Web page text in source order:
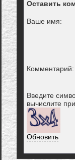
Оставить
Ваше имя:
Комментарий:
Введите
вычислите
Обновить